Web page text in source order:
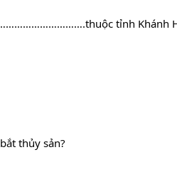
tỉnh Khánh
thủy sản?